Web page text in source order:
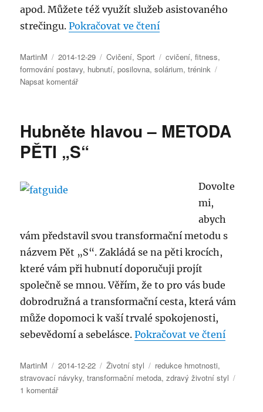
apod. Můžete též využít služeb asistovaného
strečingu.Pokračovat ve čtení„FITNESS POWER –
Autor:
MartinM Publikováno:
2014-12-29 Rubriky:
Cvičení,Sport Štítky:
cvičení,fitness,
formování postavy, hubnutí,posilovna,solárium,trénink
Napsat komentářpro
FITNESS
–
Hubněte hlavou – METODA
PĚTI „S“
Dovolte
mi,
abych
vám představil svou transformační metodu s
názvem Pět „S“. Zakládá se na pěti krocích,
které vám při hubnutí doporučuji projít
společně se mnou. Věřím, že to pro vás bude
dobrodružná a transformační cesta, která vám
může dopomoci k vaší trvalé spokojenosti,
sebevědomí a sebelásce.Pokračovat ve čtení
Autor:
MartinM Publikováno:
2014-12-22 Rubriky:
Životní styl Štítky:
redukce hmotnosti,
stravovací návyky,transformační metoda,zdravý životní styl
1 komentářu